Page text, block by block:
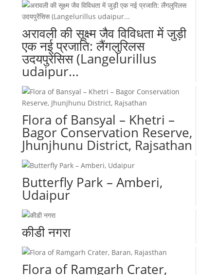
अरावली की सूक्ष्म जैव विविधता में जुड़ी
एक नई प्रजाति: लैंगलुरिलस
उदयपुरेंसिस (Langelurillus
udaipur...
Flora of Bansyal – Khetri –
Bagor Conservation Reserve,
Jhunjhunu District, Rajsathan
Butterfly Park – Amberi,
Udaipur
कीडी नगरा
Flora of Ramgarh Crater,